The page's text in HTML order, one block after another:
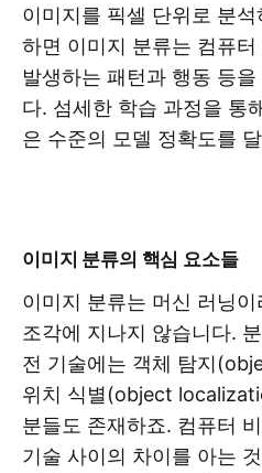
이미지를 픽셀 단위로 분
하면 이미지 분류는 컴퓨
발생하는 패턴과 행동 등
다. 섬세한 학습 과정을 통
은 수준의 모델 정확도를
이미지 분류의 핵심 요소들
이미지 분류는 머신 러닝
조각에 지나지 않습니다.
전 기술에는 객체 탐지
위치 식별(object
분들도 존재하죠. 컴퓨터
기술 사이의 차이를 아는